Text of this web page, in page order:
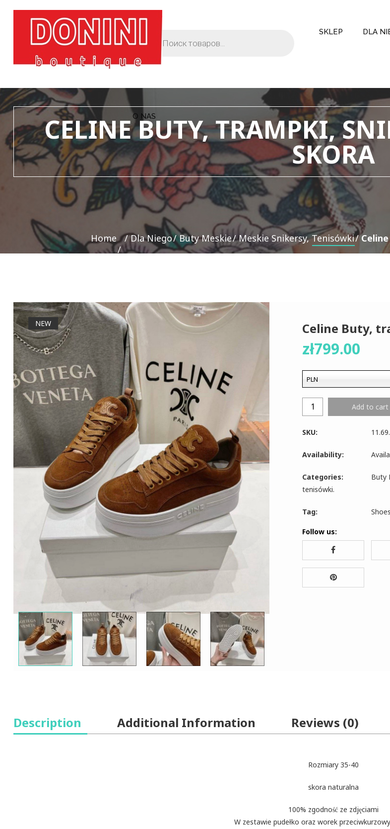
SKLEP DLA
O NAS
CELINE BUTY, TRAMPKI,
SKORA
Home Dla Niego Buty Meskie Meskie Snikersy, Tenisówki
NEW Celine Buty,
zł799.00
PLN
Add to cart
SKU: 11.69.
Availability:
Categories: Buty
tenisówki.
Tag: Shoes
Follow us:
Description Additional Information Reviews (0)
Rozmiary 35-40
skora naturalna
100% zgodność ze zdjęciami
W zestawie pudełko oraz worek